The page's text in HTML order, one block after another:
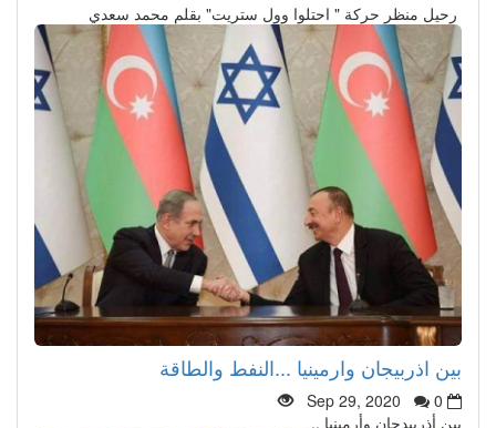
رحيل منظر حركة " احتلوا وول ستريت" بقلم محمد سعدي
بين اذربيجان وارمينيا ...النفط والطاقة
Sep 29, 2020
0
بين أذربيدجان وأرمينيا ..